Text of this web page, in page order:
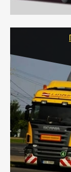
- Тайгер
- Перевозка
перевозку
- Тайгер
качественно